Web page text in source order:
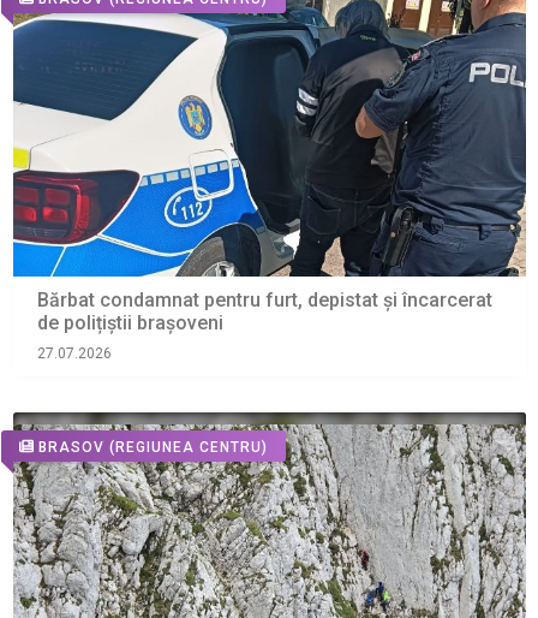
Bărbat condamnat pentru furt, depistat și încarcerat
de polițiștii brașoveni
27.07.2026
BRASOV (REGIUNEA CENTRU)